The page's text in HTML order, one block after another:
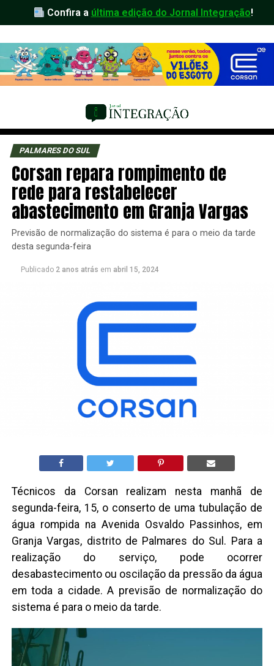
Confira a última edição do Jornal Integração!
PALMARES DO SUL
Corsan repara rompimento de
rede para restabelecer
abastecimento em Granja Vargas
Previsão de normalização do sistema é para o meio da tarde
desta segunda-feira
Publicado 2 anos atrás em abril 15, 2024
Técnicos da Corsan realizam nesta manhã de
segunda-feira, 15, o conserto de uma tubulação de
água rompida na Avenida Osvaldo Passinhos, em
Granja Vargas, distrito de Palmares do Sul. Para a
realização do serviço, pode ocorrer
desabastecimento ou oscilação da pressão da água
em toda a cidade. A previsão de normalização do
sistema é para o meio da tarde.